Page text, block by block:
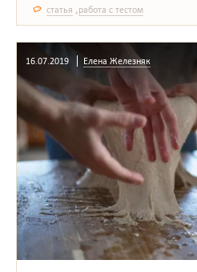
статья ,работа с тестом
16.07.2019 Елена Железняк